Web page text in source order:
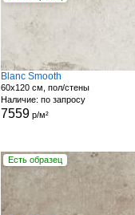
Blanc Smooth
60x120 см, пол/стены
Наличие: по запросу
7559 р/м²
Есть образец